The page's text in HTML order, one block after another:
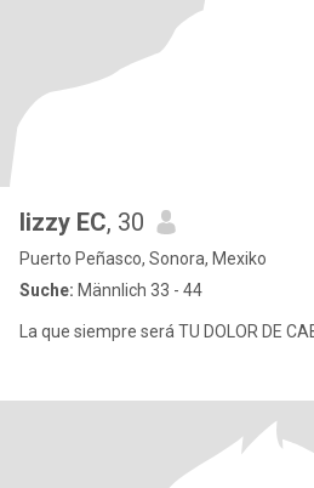
lizzy EC, 30
Puerto Peñasco, Sonora, Mexiko
Suche: Männlich 33 - 44
La que siempre será TU DOLOR DE